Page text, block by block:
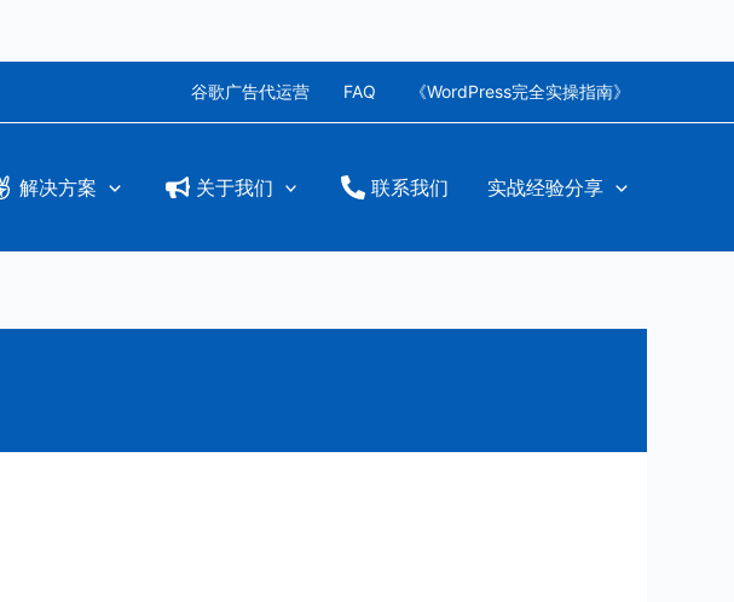
谷歌广告代运营 FAQ 《WordPress完全实操指南》
解决方案 关于我们 联系我们 实战经验分享